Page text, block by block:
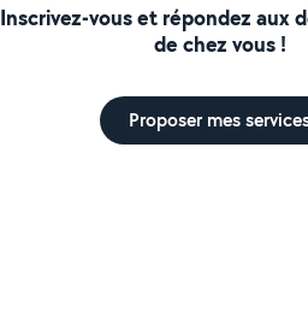
Inscrivez-vous et répondez aux
de chez vous !
Proposer mes